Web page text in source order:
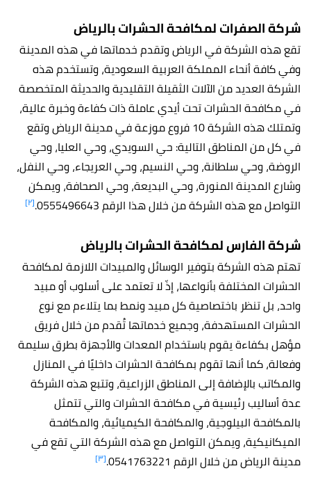
شركة الصفرات لمكافحة الحشراتبالرياض
تقع هذه الشركة في الرياض وتقدم خدماتها في هذه المدينة
وفي كافة أنحاء المملكة العربية السعودية، وتستخدم هذه
الشركة العديد من الآلات الثقيلة التقليدية والحديثة المتخصصة
في مكافحة الحشرات تحت أيدي عاملة ذات كفاءة وخبرة عالية،
وتمتلك هذه الشركة 10 فروع موزعة في مدينة الرياض وتقع
في كل من المناطق التالية: حي السويدي، وحي العليا، وحي
الروضة، وحي سلطانة، وحي النسيم، وحي العريجاء، وحي النفل،
وشارع المدينة المنورة، وحي البديعة، وحي الصحافة، ويمكن
التواصل مع هذه الشركة من خلال هذا الرقم 0555496643.
[٢]
شركة الفارس لمكافحة الحشراتبالرياض
تهتم هذه الشركة بتوفير الوسائل والمبيدات اللازمة لمكافحة
الحشرات المختلفة بأنواعها، إذّ لا تعتمد على أسلوب أو مبيد
واحد، بل تنظر باختصاصية كل مبيد ونمط بما يتلاءم مع نوع
الحشرات المستهدفة، وجميع خدماتها تُقدم من خلال فريق
مؤهل بكفاءة يقوم باستخدام المعدات والأجهزة بطرق سليمة
وفعالة، كما أنها تقوم بمكافحة الحشرات داخليًا في المنازل
والمكاتب بالإضافة إلى المناطق الزراعية، وتتبع هذه الشركة
عدة أساليب رئيسية في مكافحة الحشرات والتي تتمثل
بالمكافحة البيلوجية، والمكافحة الكيميائية، والمكافحة
الميكانيكية، ويمكن التواصل مع هذه الشركة التي تقع في
مدينة الرياض من خلال الرقم 0541763221.
[٣]